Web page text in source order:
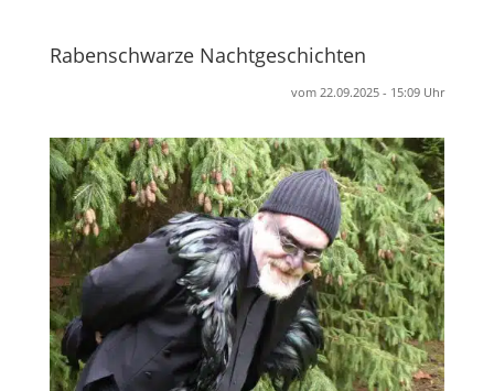
Rabenschwarze Nachtgeschichten
vom 22.09.2025 - 15:09 Uhr